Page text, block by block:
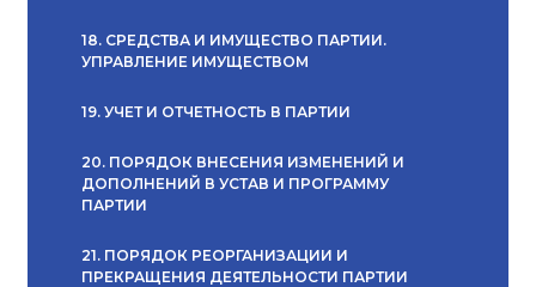
18. СРЕДСТВА И ИМУЩЕСТВО ПАРТИИ.
УПРАВЛЕНИЕ ИМУЩЕСТВОМ
19. УЧЕТ И ОТЧЕТНОСТЬ В ПАРТИИ
20. ПОРЯДОК ВНЕСЕНИЯ ИЗМЕНЕНИЙ И
ДОПОЛНЕНИЙ В УСТАВ И ПРОГРАММУ
ПАРТИИ
21. ПОРЯДОК РЕОРГАНИЗАЦИИ И
ПРЕКРАЩЕНИЯ ДЕЯТЕЛЬНОСТИ ПАРТИИ